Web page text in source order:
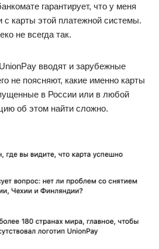
гарантирует, что у меня
с карты этой платежной системы.
не всегда так.
вводят и зарубежные
не поясняют, какие именно карты
в России или в любой
об этом найти сложно.